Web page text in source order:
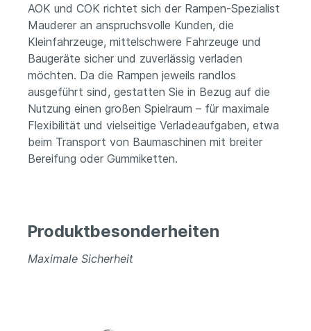
AOK und COK richtet sich der Rampen-Spezialist
Mauderer an anspruchsvolle Kunden, die
Kleinfahrzeuge, mittelschwere Fahrzeuge und
Baugeräte sicher und zuverlässig verladen
möchten. Da die Rampen jeweils randlos
ausgeführt sind, gestatten Sie in Bezug auf die
Nutzung einen großen Spielraum – für maximale
Flexibilität und vielseitige Verladeaufgaben, etwa
beim Transport von Baumaschinen mit breiter
Bereifung oder Gummiketten.
Produktbesonderheiten
Maximale Sicherheit